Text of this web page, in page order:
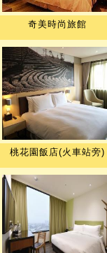
奇美時尚旅館
桃花園飯店(火車站旁)